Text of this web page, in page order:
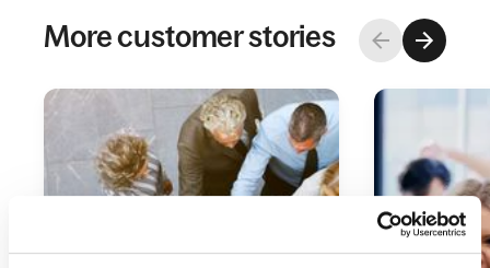
More customer stories